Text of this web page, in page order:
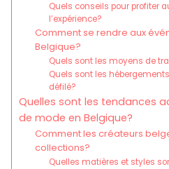
Quels conseils pour profiter
l’expérience?
Comment se rendre aux
Belgique?
Quels sont les moyens de
Quels sont les
défilé?
Quelles sont les tendances
de mode en Belgique?
Comment les créateurs
collections?
Quelles matières et styles